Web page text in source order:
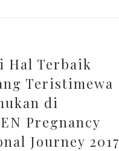
Hal Terbaik
Teristimewa
di
Pregnancy
Journey 2017